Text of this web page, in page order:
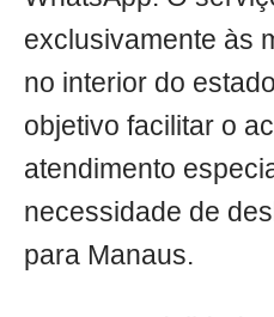
exclusivamente às
no interior do
objetivo facilitar o
atendimento
necessidade de
para Manaus.